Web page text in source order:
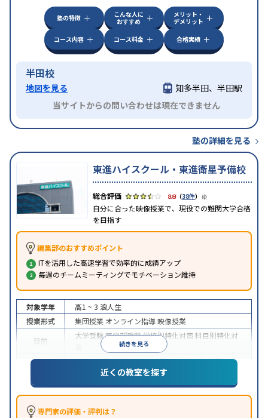
塾の特徴
こんな人に
おすすめ
メリット・
デメリット
コース内容
コース料金 合格実績
半田校
地図を見る
知多半田、半田駅
当サイトからの問い合わせは現在できません
塾の詳細を見る
東進ハイスクール・東進衛星予備校
3.8（38件） ※
自分に合った映像授業で、現役での難関大学合格
を目指す
編集部のおすすめポイント
ITを活用した高速学習で効率的に成績アップ
毎週のチームミーティングでモチベーション維持
続きを見る
対象学年 高1 ~ 3 浪人生
授業形式
集団授業 オンライン指導映像授業
目的
大学受験医学部受験学校別特化対策科目別特化対
特待生・奨学金制度あり授業の振替可能学習に
PC・タブレットを利用1科目から受講可能
習のみの受講可
※2024年6月調査。大学受験塾・予備校のアンケート調査方法を参照
近くの教室を探す
専門家の評価・評判は？